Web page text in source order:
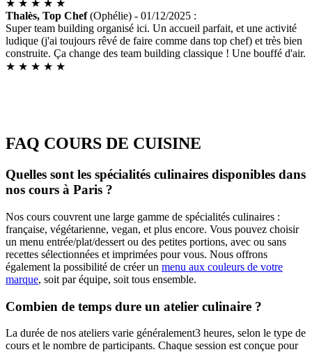
★ ★ ★ ★ ★
Thalès, Top Chef(Ophélie) - 01/12/2025 :
Super team building organisé ici. Un accueil parfait, et une activité
ludique (j'ai toujours rêvé de faire comme dans top chef) et très bien
construite. Ça change des team building classique ! Une bouffé d'air.
★ ★ ★ ★ ★
FAQ COURS DE CUISINE
Quelles sont les spécialités culinaires disponibles dans
nos cours à Paris ?
Nos cours couvrent une large gamme de spécialités culinaires :
française, végétarienne, vegan, et plus encore. Vous pouvez choisir
un menu entrée/plat/dessert ou des petites portions, avec ou sans
recettes sélectionnées et imprimées pour vous. Nous offrons
également la possibilité de créer un menu aux couleurs de votre
marque, soit par équipe, soit tous ensemble.
Combien de temps dure un atelier culinaire ?
La durée de nos ateliers varie généralement3 heures, selon le type de
cours et le nombre de participants. Chaque session est conçue pour